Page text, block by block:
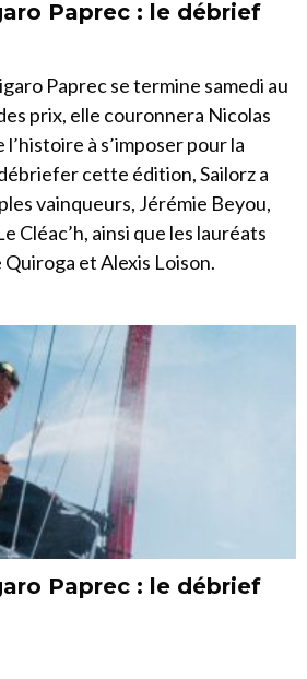
Paprec : le débrief
Paprec se termine samedi au
prix, elle couronnera Nicolas
à s’imposer pour la
cette édition, Sailorz a
vainqueurs, Jérémie Beyou,
Cléac’h, ainsi que les lauréats
et Alexis Loison.
Paprec : le débrief